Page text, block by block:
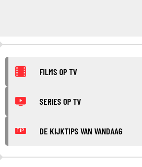
FILMS OP TV
SERIES OP TV
TIP DE KIJKTIPS VAN VANDAAG